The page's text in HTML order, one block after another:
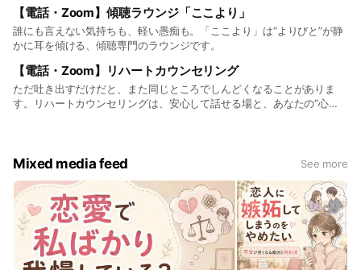
【電話・Zoom】傾聴ラウンジ「ここより」
誰にも言えない気持ちも、軽い愚痴も。「ここより」は“よりびと”が静
かに耳を傾ける、傾聴専門のラウンジです。
【電話・Zoom】リハートカウンセリング
ただ吐き出すだけだと、また同じところでしんどくなることがありま
す。リハートカウンセリングは、安心して話せる場と、あなたの“心の
Mixed media feed See more